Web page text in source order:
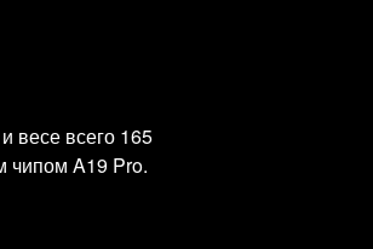
весе всего 165
A19 Pro.